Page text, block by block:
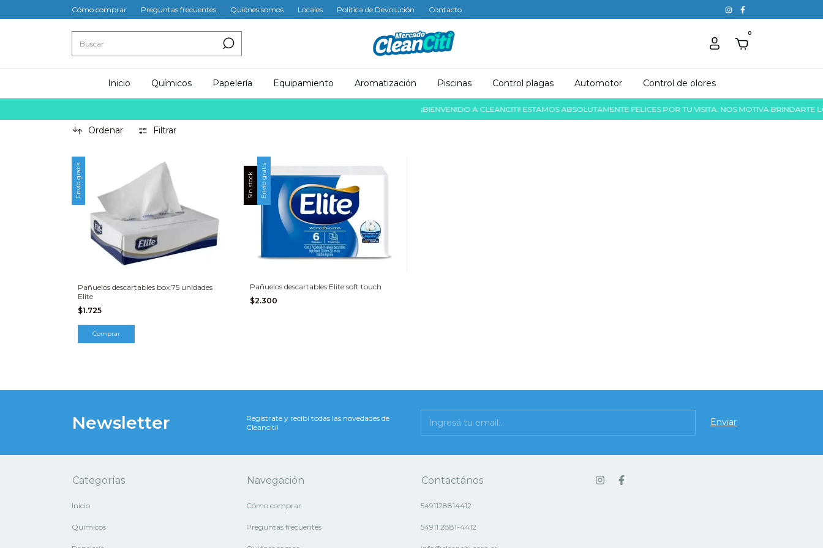
Cómo comprar Preguntas frecuentes Quiénes somos Locales Política de Devolución Contacto
0
Inicio Químicos Papelería Equipamiento Aromatización Piscinas Control plagas Automotor Control de olores
¡BIENVENIDO A CLEANCITI! ESTAMOS ABSOLUTAMENTE FELICES POR TU VISITA. NOS MOTIVA BRINDARTE LO
Ordenar Filtrar
Envío gratis
Pañuelos descartables box 75 unidades
Elite
$1.725
Sin stock Envío gratis
Pañuelos descartables Elite soft touch
$2.300
Newsletter
Registrate y recibí todas las novedades de
Cleanciti!
Categorías
Inicio
Químicos
Navegación
Cómo comprar
Preguntas frecuentes
Contactános
5491128814412
54911 2881-4412